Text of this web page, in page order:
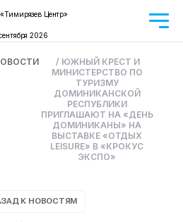
Центр»
2026
/ ЮЖНЫЙ КРЕСТ И
МИНИСТЕРСТВО ПО
ТУРИЗМУ
ДОМИНИКАНСКОЙ
РЕСПУБЛИКИ
ПРИГЛАШАЮТ НА «ДЕНЬ
ДОМИНИКАНЫ» НА
ВЫСТАВКЕ «ОТДЫХ
LEISURE» В «КРОКУС
ЭКСПО»
К НОВОСТЯМ